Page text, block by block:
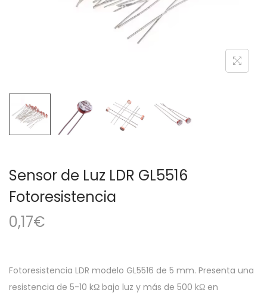
a
i
o
Sensor de Luz LDR GL5516
Fotoresistencia
0,17€
Fotoresistencia LDR modelo GL5516 de 5 mm. Presenta una
resistencia de 5-10 kΩ bajo luz y más de 500 kΩ en